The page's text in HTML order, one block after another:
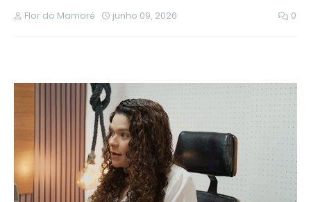
Flor do Mamoré junho 09, 2026 0